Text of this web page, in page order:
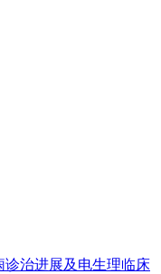
诊治进展及电生理临床